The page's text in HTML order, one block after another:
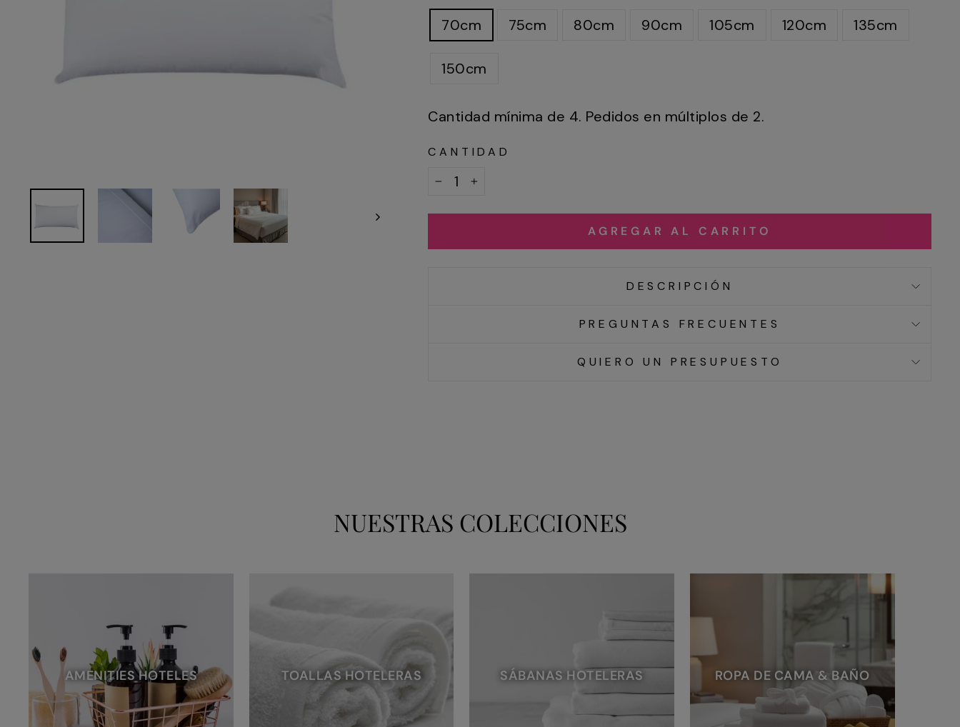
70cm 75cm 80cm 90cm 105cm 120cm 135cm
150cm
Cantidad mínima de 4. Pedidos en múltiplos de 2.
CANTIDAD
AGREGAR AL CARRITO
DESCRIPCIÓN
PREGUNTAS FRECUENTES
QUIERO UN PRESUPUESTO
NUESTRAS COLECCIONES
AMENITIES HOTELES TOALLAS HOTELERAS SÁBANAS HOTELERAS ROPA DE CAMA & BAÑO